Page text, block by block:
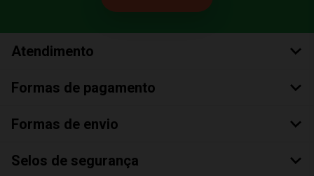
Atendimento
Formas de pagamento
Formas de envio
Selos de segurança